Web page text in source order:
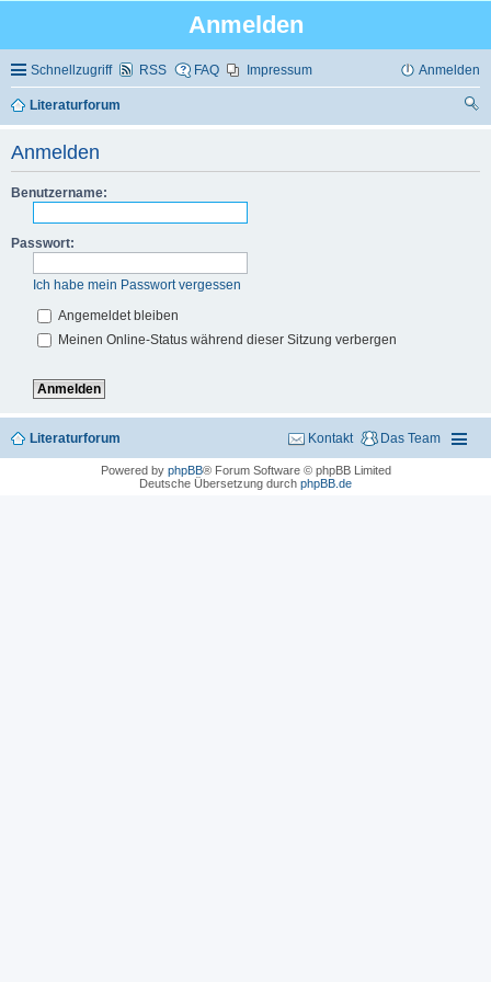
Anmelden
Schnellzugriff RSS FAQ Impressum Anmelden
Literaturforum
Anmelden
Benutzername:
Passwort:
Ich habe mein Passwort vergessen
Angemeldet bleiben
Meinen Online-Status während dieser Sitzung verbergen
Literaturforum Das Team
Kontakt
Powered by phpBB® Forum Software © phpBB Limited
Deutsche Übersetzung durch phpBB.de